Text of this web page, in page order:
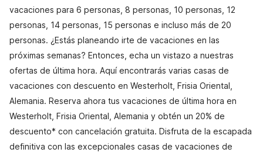
vacaciones para 6 personas, 8 personas, 10 personas, 12
personas, 14 personas, 15 personas e incluso más de 20
personas. ¿Estás planeando irte de vacaciones en las
próximas semanas? Entonces, echa un vistazo a nuestras
ofertas de última hora. Aquí encontrarás varias casas de
vacaciones con descuento en Westerholt, Frisia Oriental,
Alemania. Reserva ahora tus vacaciones de última hora en
Westerholt, Frisia Oriental, Alemania y obtén un 20% de
descuento* con cancelación gratuita. Disfruta de la escapada
definitiva con las excepcionales casas de vacaciones de